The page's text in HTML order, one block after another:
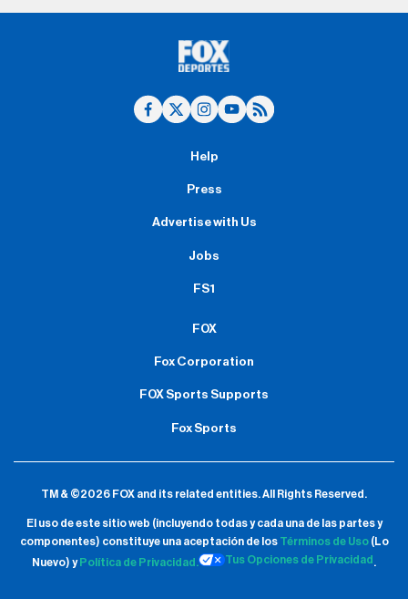
Help
Press
Advertise with Us
Jobs
FS1
FOX
Fox Corporation
FOX Sports Supports
Fox Sports
TM & ©2026 FOX and its related entities.All Rights Reserved.
El uso de este sitio web (incluyendo todas y cada una de las partes y
componentes) constituye una aceptación de los Términos de Uso(Lo
Nuevo) y Política de Privacidad. Tus Opciones de Privacidad .